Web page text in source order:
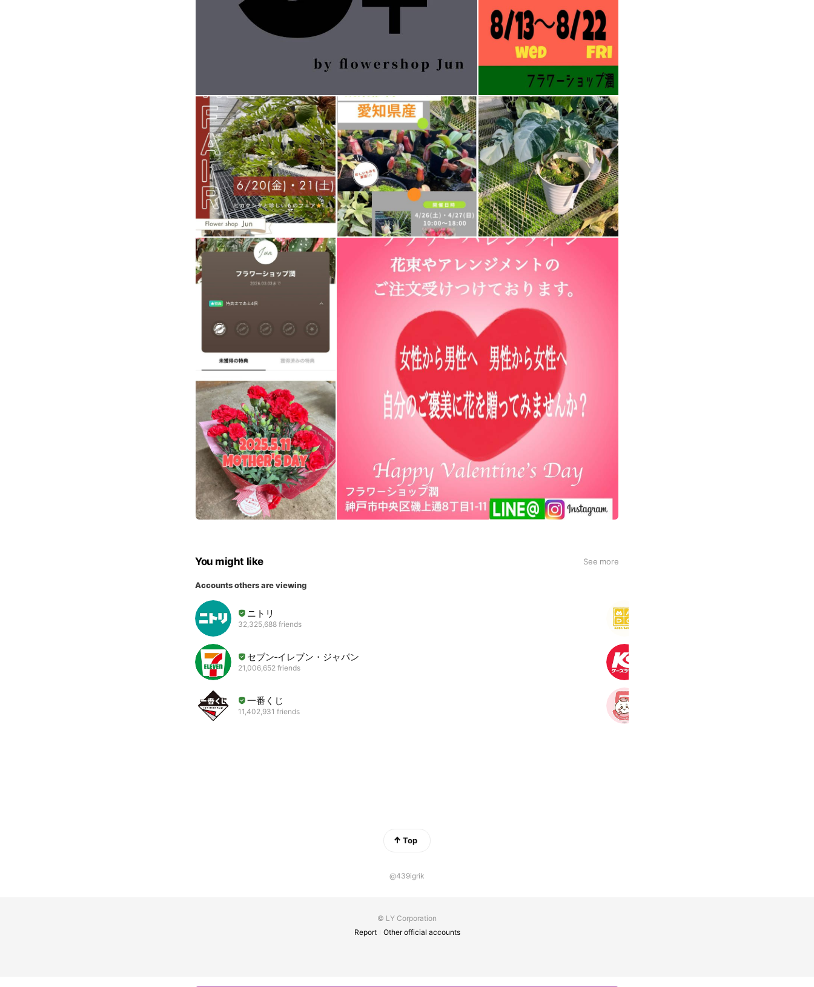
You might like See more
Accounts others are viewing
ニトリ
32,325,688 friends
セブン‐イレブン・ジャパン
21,006,652 friends
一番くじ
11,402,931 friends
Top
@439igrik
© LY Corporation
Report
Other official accounts